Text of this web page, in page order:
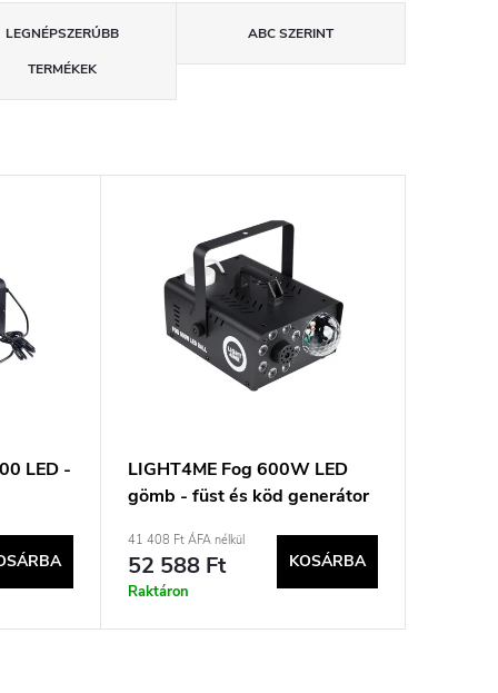
LEGNÉPSZERŰBB
TERMÉKEK
ABC SZERINT
LED -
LIGHT4ME Fog 600W LED
gömb - füst és köd generátor
diszkógömb
41 408 Ft ÁFA nélkül
52 588 Ft
Raktáron
KOSÁRBA